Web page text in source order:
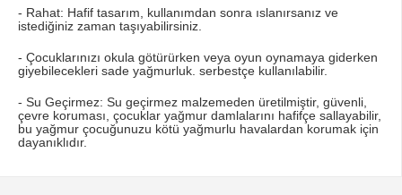
- Rahat: Hafif tasarım, kullanımdan sonra ıslanırsanız ve
istediğiniz zaman taşıyabilirsiniz.
- Çocuklarınızı okula götürürken veya oyun oynamaya giderken
giyebilecekleri sade yağmurluk. serbestçe kullanılabilir.
- Su Geçirmez: Su geçirmez malzemeden üretilmiştir, güvenli,
çevre koruması, çocuklar yağmur damlalarını hafifçe sallayabilir,
bu yağmur çocuğunuzu kötü yağmurlu havalardan korumak için
dayanıklıdır.